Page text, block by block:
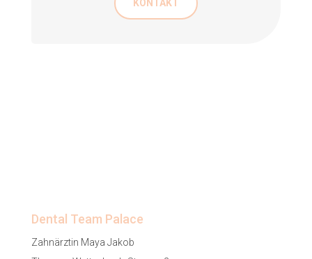
KONTAKT
Dental Team Palace
Zahnärztin Maya Jakob